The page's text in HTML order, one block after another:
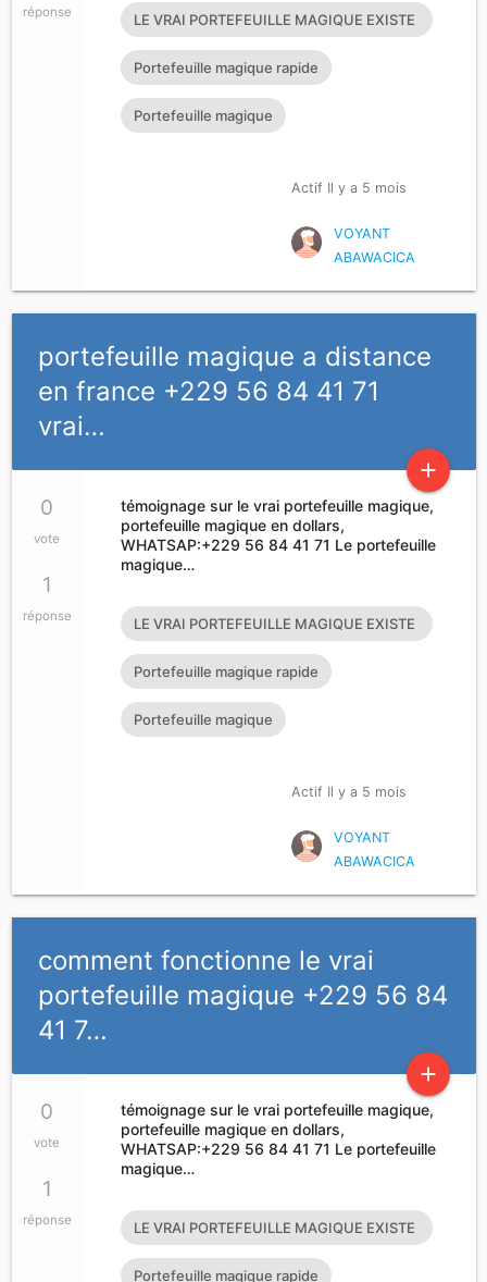
réponse
LE VRAI PORTEFEUILLE MAGIQUE EXISTE
T’IL?
Portefeuille magique rapide
Portefeuille magique
Actif Il y a 5 mois
VOYANT
ABAWACICA
portefeuille magique a distance
en france +229 56 84 41 71
vrai…
add
0
vote
1
réponse
témoignage sur le vrai portefeuille magique,
portefeuille magique en dollars,
WHATSAP:+229 56 84 41 71 Le portefeuille
magique…
LE VRAI PORTEFEUILLE MAGIQUE EXISTE
T’IL?
Portefeuille magique rapide
Portefeuille magique
Actif Il y a 5 mois
VOYANT
ABAWACICA
comment fonctionne le vrai
portefeuille magique +229 56 84
41 7…
add
0
vote
1
réponse
témoignage sur le vrai portefeuille magique,
portefeuille magique en dollars,
WHATSAP:+229 56 84 41 71 Le portefeuille
magique…
LE VRAI PORTEFEUILLE MAGIQUE EXISTE
T’IL?
Portefeuille magique rapide